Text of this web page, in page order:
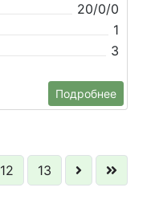
20/0/0
1
3
Подробнее
12 13